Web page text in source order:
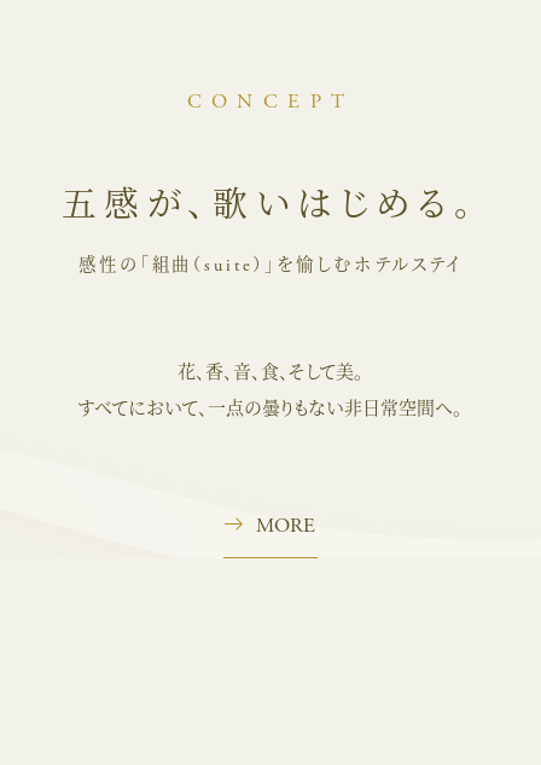
CONCEPT
五感が、歌いはじめる。
感性の「組曲（suite）」を愉しむホテルステイ
花、香、音、食、そして美。
すべてにおいて、一点の曇りもない非日常空間へ。
MORE